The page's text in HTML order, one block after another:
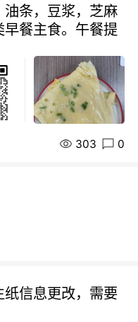
条，豆浆，芝麻
餐主食。午餐提
303 0
信息更改，需要